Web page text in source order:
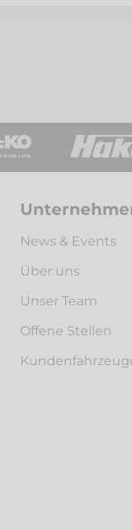
News & Events
Über uns
Unser Team
Offene Stellen